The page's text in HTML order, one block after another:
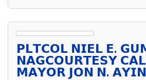
𝗣𝗟𝗧𝗖𝗢𝗟 𝗡𝗜𝗘𝗟 𝗘.
𝗡𝗔𝗚𝗖𝗢𝗨𝗥𝗧𝗘𝗦𝗬
𝗠𝗔𝗬𝗢𝗥 𝗝𝗢𝗡 𝗡.